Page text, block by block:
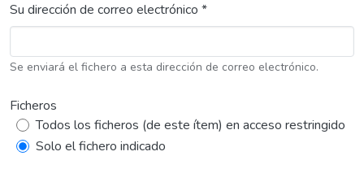
Su dirección de correo electrónico *
Se enviará el fichero a esta dirección de correo electrónico.
Ficheros
Todos los ficheros (de este ítem) en acceso restringido
Solo el fichero indicado